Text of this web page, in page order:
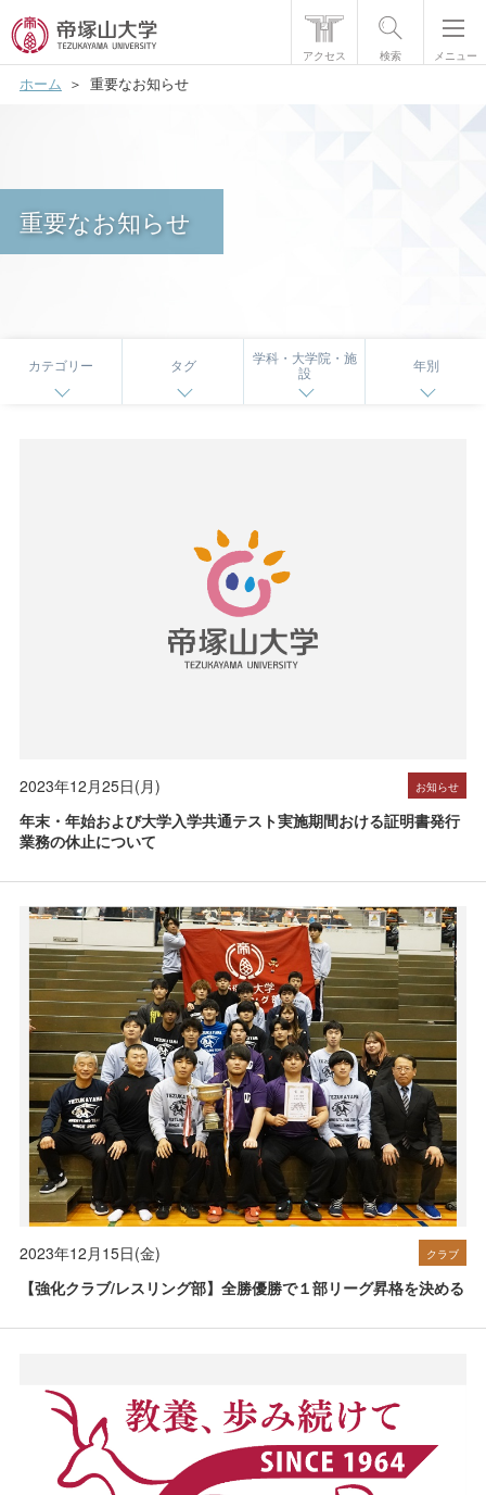
アクセス 検索 メニュー
帝塚山大学について
学生生活
国際交流
入試情報
ホーム 重要なお知らせ
重要なお知らせ
カテゴリー タグ
学科・大学院・施
設
年別
2023年12月25日(月) お知らせ
年末・年始および大学入学共通テスト実施期間おける証明書発行
業務の休止について
2023年12月15日(金) クラブ
【強化クラブ/レスリング部】全勝優勝で１部リーグ昇格を決める